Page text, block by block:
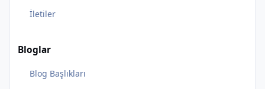
İletiler
Bloglar
Blog Başlıkları